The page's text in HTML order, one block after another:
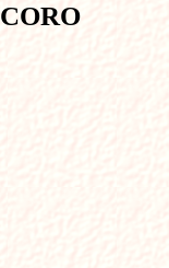
CORO